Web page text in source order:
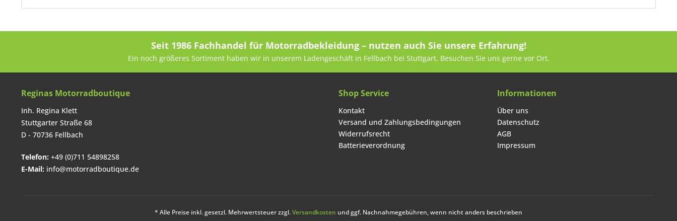
Seit 1986 Fachhandel für Motorradbekleidung – nutzen auch Sie unsere Erfahrung!
Ein noch größeres Sortiment haben wir in unserem Ladengeschäft in Fellbach bei Stuttgart. Besuchen Sie uns gerne vor Ort.
Reginas Motorradboutique
Inh. Regina Klett
Stuttgarter Straße 68
D - 70736 Fellbach
Telefon: +49 (0)711 54898258
E-Mail: info@motorradboutique.de
Shop Service
Kontakt
Versand und Zahlungsbedingungen
Widerrufsrecht
Batterieverordnung
Informationen
Über uns
Datenschutz
AGB
Impressum
* Alle Preise inkl. gesetzl. Mehrwertsteuer zzgl.Versandkosten und ggf. Nachnahmegebühren, wenn nicht anders beschrieben